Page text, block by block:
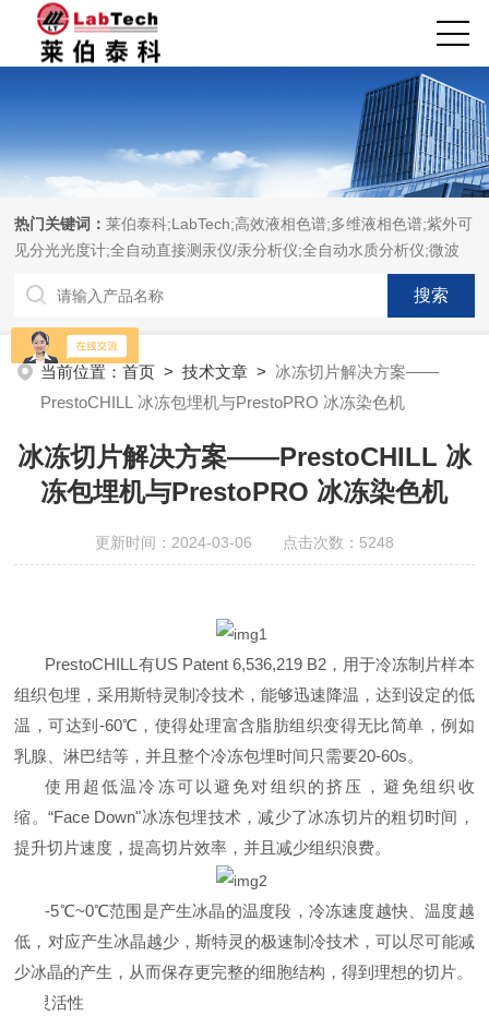
热门关键词：莱伯泰科;LabTech;高效液相色谱;多维液相色谱;紫外可
见分光光度计;全自动直接测汞仪/汞分析仪;全自动水质分析仪;微波
消解萃取系统;微波合成系统;微波灰化磺化系统;全自动固相萃取系
统;Dryvap全自动溶剂蒸发系统;激光固体烧蚀进样系统;循环水冷却
器;电热消解仪;微控数显电热板;光波加热仪;磁力搅拌器;分析仪器;实
验室设备;样品前处理仪器;实验室信息管理系统（LIMS;超净实验室
设计与工程;通风柜;化学安全柜;AAICPICP-MSUV-VISHPLC耗材和
配件
当前位置：首页 >技术文章 > 冰冻切片解决方案——
PrestoCHILL 冰冻包埋机与PrestoPRO 冰冻染色机
冰冻切片解决方案——PrestoCHILL 冰
冻包埋机与PrestoPRO 冰冻染色机
更新时间：2024-03-06 点击次数：5248
PrestoCHILL有US Patent 6,536,219 B2，用于冷冻制片样本
组织包埋，采用斯特灵制冷技术，能够迅速降温，达到设定的低
温，可达到-60℃，使得处理富含脂肪组织变得无比简单，例如
乳腺、淋巴结等，并且整个冷冻包埋时间只需要20-60s。
使用超低温冷冻可以避免对组织的挤压，避免组织收
缩。“Face Down"冰冻包埋技术，减少了冰冻切片的粗切时间，
提升切片速度，提高切片效率，并且减少组织浪费。
-5℃~0℃范围是产生冰晶的温度段，冷冻速度越快、温度越
低，对应产生冰晶越少，斯特灵的极速制冷技术，可以尽可能减
少冰晶的产生，从而保存更完整的细胞结构，得到理想的切片。
灵活性